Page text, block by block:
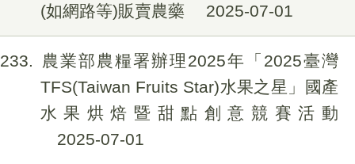
(如網路等)販賣農藥
2025-07-01
233
農業部農糧署辦理2025年「2025臺灣
TFS(Taiwan Fruits Star)水果之星」國產
水果烘焙暨甜點創意競賽活動
2025-07-01